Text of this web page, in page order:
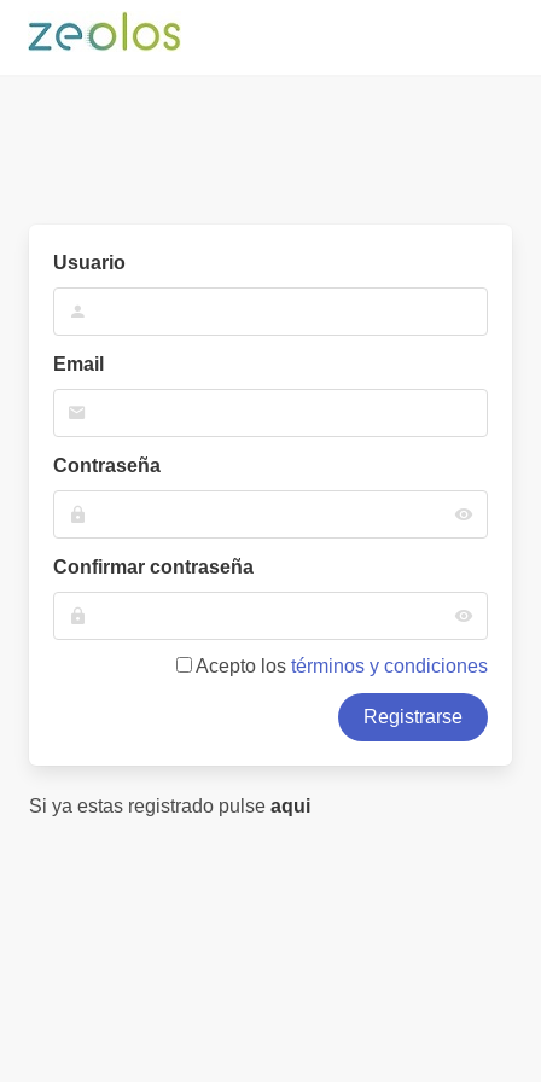
Usuario
Email
Contraseña
Confirmar contraseña
Acepto los términos y condiciones
Registrarse
Si ya estas registrado pulse aqui